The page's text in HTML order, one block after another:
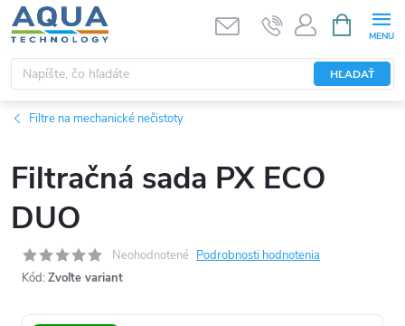
Prejsť
na
obsah
HĽADAŤ
KOŠÍK
Filtre na mechanické nečistoty
Filtračná sada PX ECO
DUO
Neohodnotené Podrobnosti hodnotenia
Kód: Zvoľte variant